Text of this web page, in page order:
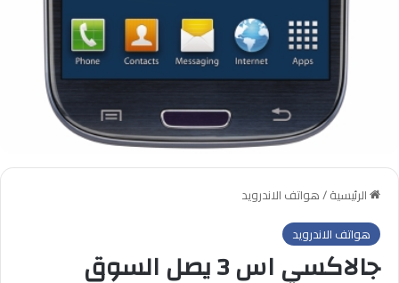
الرئيسية/هواتف الاندرويد
هواتف الاندرويد
جالاكسي اس 3 يصل السوق